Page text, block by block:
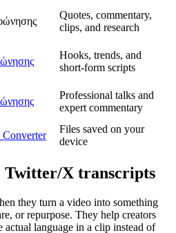
Quotes, commentary,
clips, and research
Hooks, trends, and
short-form scripts
Professional talks and
expert commentary
Files saved on your
device
Twitter/X transcripts
they turn a video into something
or repurpose. They help creators
actual language in a clip instead of